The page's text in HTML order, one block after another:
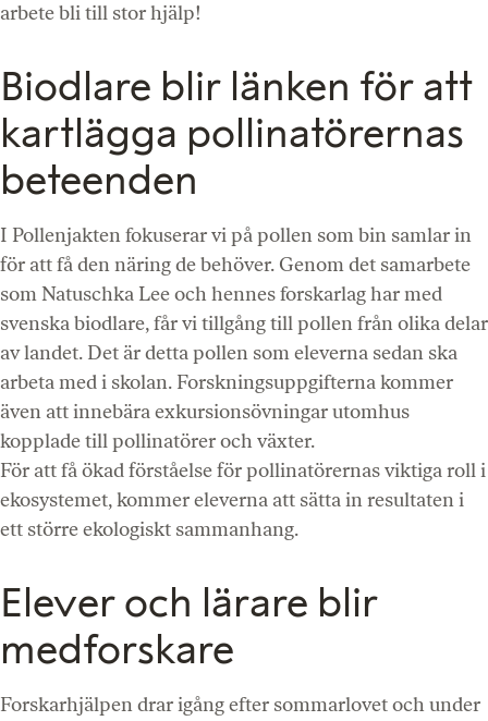
arbete bli till stor hjälp!
Biodlare blir länken för att
kartlägga pollinatörernas
beteenden
I Pollenjakten fokuserar vi på pollen som bin samlar in
för att få den näring de behöver. Genom det samarbete
som Natuschka Lee och hennes forskarlag har med
svenska biodlare, får vi tillgång till pollen från olika delar
av landet. Det är detta pollen som eleverna sedan ska
arbeta med i skolan. Forskningsuppgifterna kommer
även att innebära exkursionsövningar utomhus
kopplade till pollinatörer och växter.
För att få ökad förståelse för pollinatörernas viktiga roll i
ekosystemet, kommer eleverna att sätta in resultaten i
ett större ekologiskt sammanhang.
Elever och lärare blir
medforskare
Forskarhjälpen drar igång efter sommarlovet och under